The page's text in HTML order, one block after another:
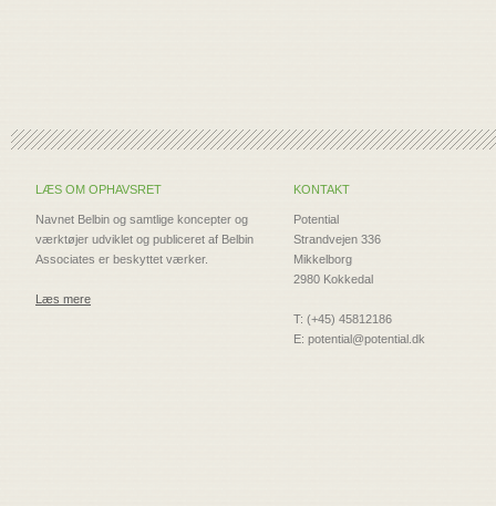
LÆS OM OPHAVSRET
Navnet Belbin og samtlige koncepter og
værktøjer udviklet og publiceret af Belbin
Associates er beskyttet værker.
Læs mere
KONTAKT
Potential
Strandvejen 336
Mikkelborg
2980 Kokkedal
T: (+45) 45812186
E: potential@potential.dk